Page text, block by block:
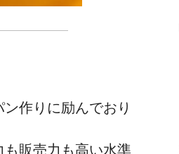
作りに励んでおり
販売力も高い水準